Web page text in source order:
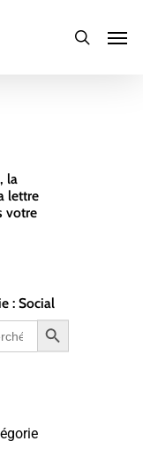
search
la
lettre
votre
: Social
Search Button